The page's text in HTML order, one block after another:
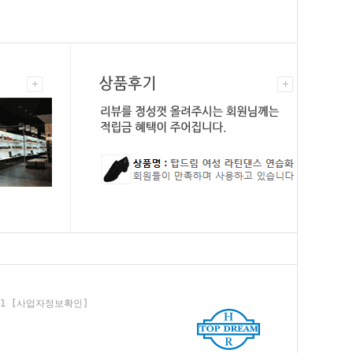
[사업자정보확인]